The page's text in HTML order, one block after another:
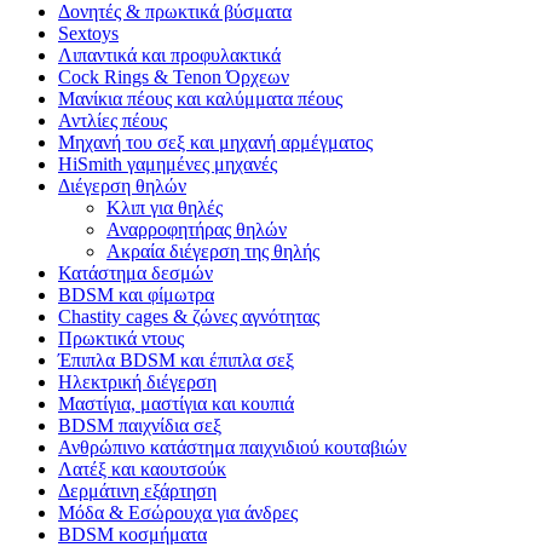
Δονητές & πρωκτικά βύσματα
Sextoys
Λιπαντικά και προφυλακτικά
Cock Rings & Tenon Όρχεων
Μανίκια πέους και καλύμματα πέους
Αντλίες πέους
Μηχανή του σεξ και μηχανή αρμέγματος
HiSmith γαμημένες μηχανές
Διέγερση θηλών
Κλιπ για θηλές
Αναρροφητήρας θηλών
Ακραία διέγερση της θηλής
Κατάστημα δεσμών
BDSM και φίμωτρα
Chastity cages & ζώνες αγνότητας
Πρωκτικά ντους
Έπιπλα BDSM και έπιπλα σεξ
Ηλεκτρική διέγερση
Μαστίγια, μαστίγια και κουπιά
BDSM παιχνίδια σεξ
Ανθρώπινο κατάστημα παιχνιδιού κουταβιών
Λατέξ και καουτσούκ
Δερμάτινη εξάρτηση
Μόδα & Εσώρουχα για άνδρες
BDSM κοσμήματα